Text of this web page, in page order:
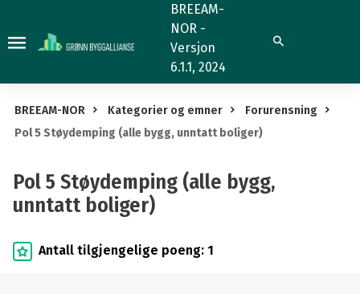
5
Støydemping
(alle
bygg,
unntatt
BREEAM-
NOR -
Versjon
6.1.1, 2024
Søk
BREEAM-NOR Kategorier og emner
Forurensning
Pol 5 Støydemping (alle bygg, unntatt boliger)
Pol 5 Støydemping (alle bygg,
unntatt boliger)
Antall tilgjengelige poeng: 1